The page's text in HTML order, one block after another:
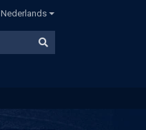
Nederlands